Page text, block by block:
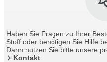
Haben Sie Fragen zu Ihrer
Stoff oder benötigen Sie Hilfe
Dann nutzen Sie bitte unsere
Kontakt